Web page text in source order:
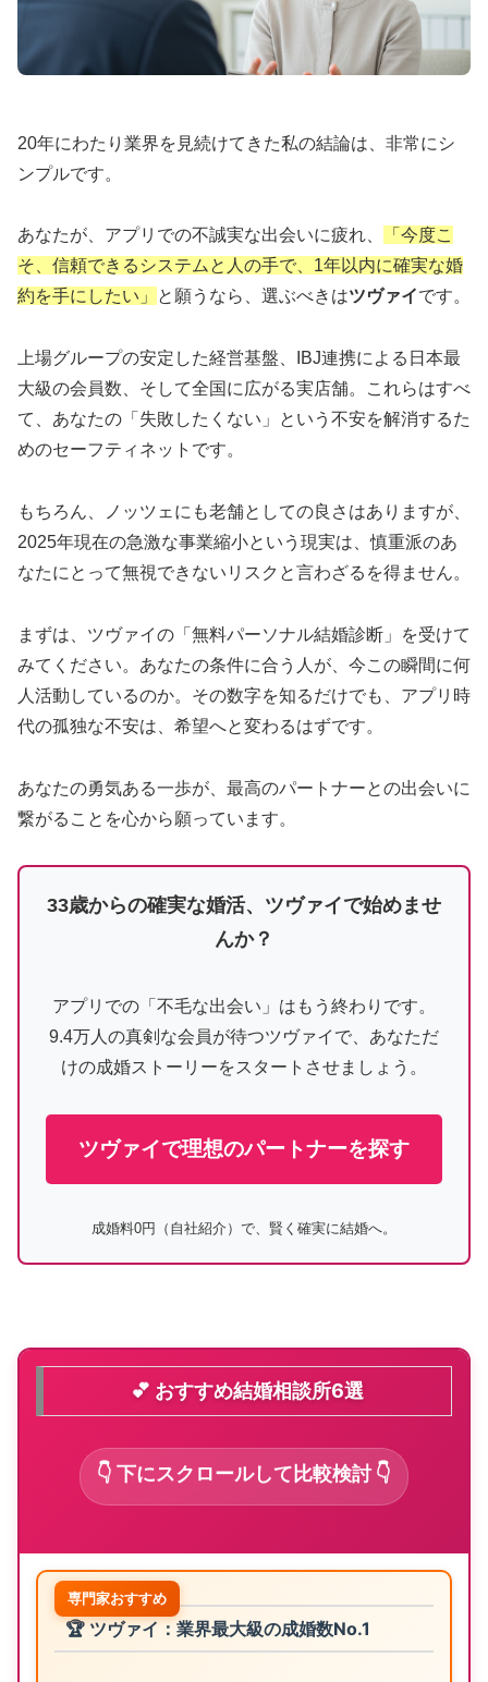
20年にわたり業界を見続けてきた私の結論は、非常にシ
ンプルです。
あなたが、アプリでの不誠実な出会いに疲れ、
「今度こ
そ、信頼できるシステムと人の手で、1年以内に確実な婚
約を手にしたい」
と願うなら、選ぶべきはツヴァイです。
上場グループの安定した経営基盤、IBJ連携による日本最
大級の会員数、そして全国に広がる実店舗。これらはすべ
て、あなたの「失敗したくない」という不安を解消するた
めのセーフティネットです。
もちろん、ノッツェにも老舗としての良さはありますが、
2025年現在の急激な事業縮小という現実は、慎重派のあ
なたにとって無視できないリスクと言わざるを得ません。
まずは、ツヴァイの「無料パーソナル結婚診断」を受けて
みてください。あなたの条件に合う人が、今この瞬間に何
人活動しているのか。その数字を知るだけでも、アプリ時
代の孤独な不安は、希望へと変わるはずです。
あなたの勇気ある一歩が、最高のパートナーとの出会いに
繋がることを心から願っています。
33歳からの確実な婚活、ツヴァイで始めませ
んか？
アプリでの「不毛な出会い」はもう終わりです。
9.4万人の真剣な会員が待つツヴァイで、あなただ
けの成婚ストーリーをスタートさせましょう。
ツヴァイで理想のパートナーを探す
成婚料0円（自社紹介）で、賢く確実に結婚へ。
💕 おすすめ結婚相談所6選
👇 下にスクロールして比較検討 👇
🏆 ツヴァイ：業界最大級の成婚数No.1
専門家おすすめ